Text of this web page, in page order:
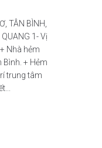
TÂN BÌNH,
1- Vị
Nhà hẻm
Bình. + Hẻm
trung tâm